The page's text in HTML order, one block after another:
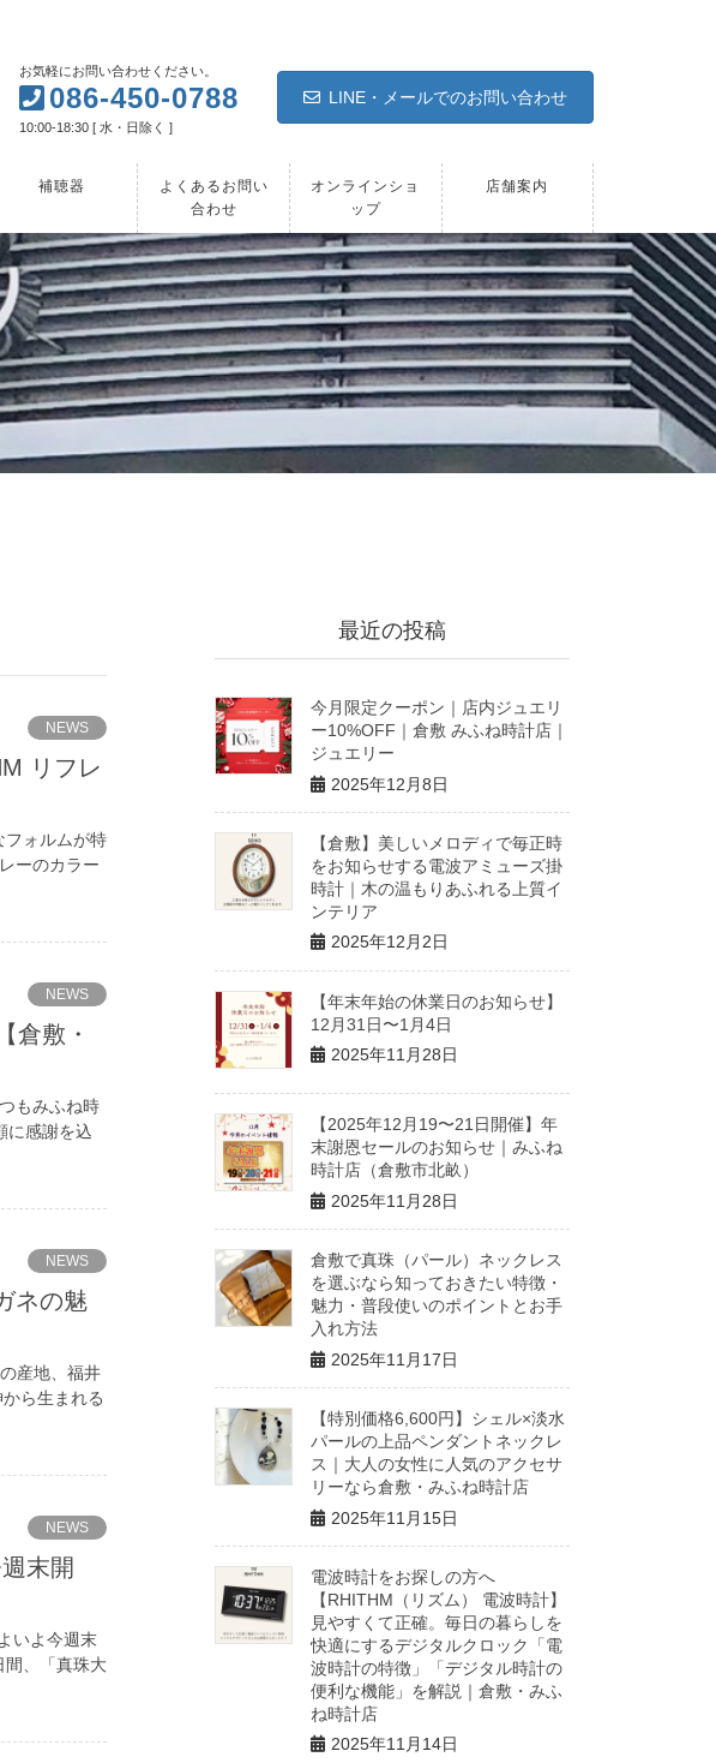
お気軽にお問い合わせください。
086-450-0788
10:00-18:30 [ 水・日除く ]
LINE・メールでのお問い合わせ
補聴器
よくあるお問い
合わせ
オンラインショ
ップ
店舗案内
NEWS
リフレ
フォルムが特
ーのカラー
NEWS
倉敷・
もみふね時
に感謝を込
NEWS
ネの魅
産地、福井
ら生まれる
NEWS
末開
いよ今週末
、「真珠大
最近の投稿
今月限定クーポン｜店内ジュエリ
ー10%OFF｜倉敷 みふね時計店｜
ジュエリー
2025年12月8日
【倉敷】美しいメロディで毎正時
をお知らせする電波アミューズ掛
時計｜木の温もりあふれる上質イ
ンテリア
2025年12月2日
【年末年始の休業日のお知らせ】
12月31日〜1月4日
2025年11月28日
【2025年12月19〜21日開催】年
末謝恩セールのお知らせ｜みふね
時計店（倉敷市北畝）
2025年11月28日
倉敷で真珠（パール）ネックレス
を選ぶなら知っておきたい特徴・
魅力・普段使いのポイントとお手
入れ方法
2025年11月17日
【特別価格6,600円】シェル×淡水
パールの上品ペンダントネックレ
ス｜大人の女性に人気のアクセサ
リーなら倉敷・みふね時計店
2025年11月15日
電波時計をお探しの方へ
【RHITHM（リズム） 電波時計】
見やすくて正確。毎日の暮らしを
快適にするデジタルクロック「電
波時計の特徴」「デジタル時計の
便利な機能」を解説｜倉敷・みふ
ね時計店
2025年11月14日